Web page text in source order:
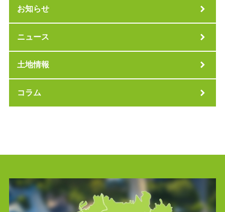
お知らせ
ニュース
土地情報
コラム